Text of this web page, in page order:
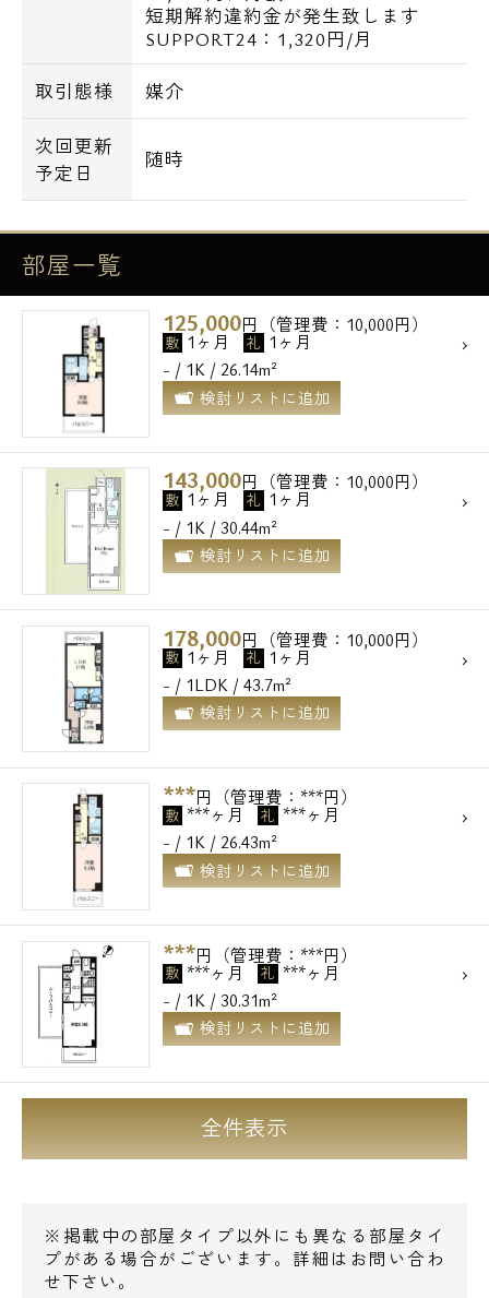
短期解約違約金が発生致します
SUPPORT24：1,320円/月
取引態様 媒介
次回更新
予定日
随時
部屋一覧
125,000円（管理費：10,000円）
敷 1ヶ月 礼 1ヶ月
- / 1K / 26.14m²
検討リストに追加
143,000円（管理費：10,000円）
敷 1ヶ月 礼 1ヶ月
- / 1K / 30.44m²
検討リストに追加
178,000円（管理費：10,000円）
敷 1ヶ月 礼 1ヶ月
- / 1LDK / 43.7m²
検討リストに追加
***円（管理費：***円）
敷 ***ヶ月 礼 ***ヶ月
- / 1K / 26.43m²
検討リストに追加
***円（管理費：***円）
敷 ***ヶ月 礼 ***ヶ月
- / 1K / 30.31m²
検討リストに追加
全件表示
※掲載中の部屋タイプ以外にも異なる部屋タイ
プがある場合がございます。詳細はお問い合わ
せ下さい。
電話でお問い合わせ
0120-500-529
営業時間 10：00～18：00
メールでお問い合わせ
お問い合わせ